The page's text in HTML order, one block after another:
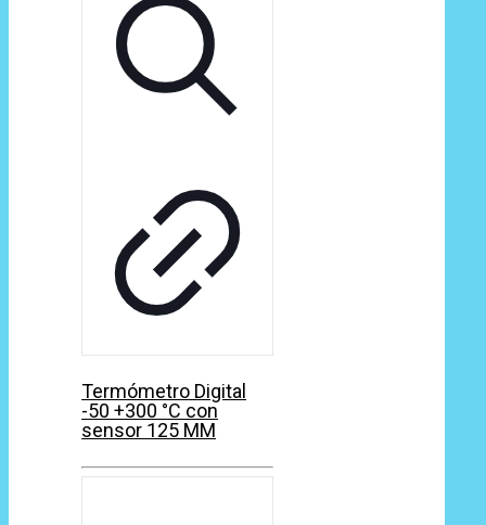
Termómetro Digital
-50 +300 °C con
sensor 125 MM